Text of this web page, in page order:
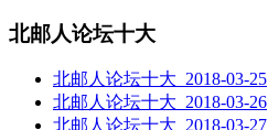
北邮人论坛十大
北邮人论坛十大_2018-03-25
北邮人论坛十大_2018-03-26
北邮人论坛十大_2018-03-27